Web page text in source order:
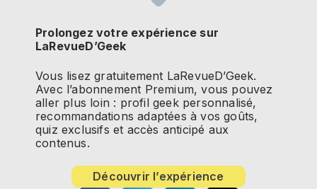
Prolongez votre expérience sur
LaRevueD’Geek
Vous lisez gratuitement LaRevueD’Geek.
Avec l’abonnement Premium, vous pouvez
aller plus loin : profil geek personnalisé,
recommandations adaptées à vos goûts,
quiz exclusifs et accès anticipé aux
contenus.
Découvrir l’expérience